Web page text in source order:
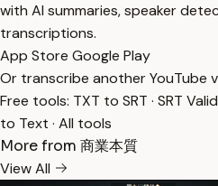
with AI summaries, speaker
transcriptions.
App Store Google Play
Or transcribe another YouTube
Free tools: TXT to SRT · SRT
to Text · All tools
More from 商業本質
View All